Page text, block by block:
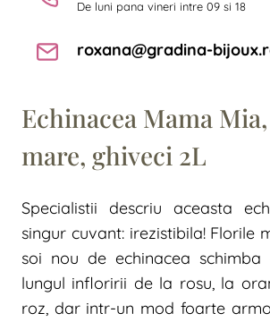
De luni pana vineri intre 09 si 18
roxana@gradina-
Echinacea Mama
mare, ghiveci 2L
Specialistii descriu aceasta
singur cuvant: irezistibila! Florile
soi nou de echinacea schimba
lungul infloririi de la rosu, la
roz, dar intr-un mod foarte